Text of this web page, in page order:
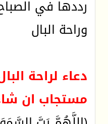
رددها في
وراحة البال
دعاء لراحة
مستجاب ان